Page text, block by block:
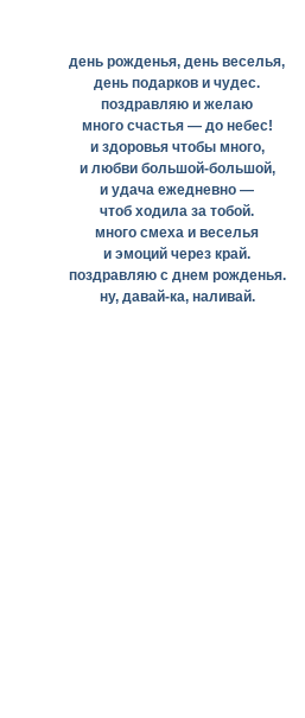
день рожденья, день веселья,
день подарков и чудес.
поздравляю и желаю
много счастья — до небес!
и здоровья чтобы много,
и любви большой-большой,
и удача ежедневно —
чтоб ходила за тобой.
много смеха и веселья
и эмоций через край.
поздравляю с днем рожденья.
ну, давай-ка, наливай.